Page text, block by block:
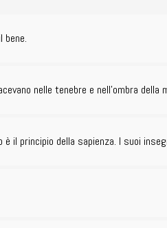
bene.
nelle tenebre e nell’ombra
è il principio della sapienza. I suoi